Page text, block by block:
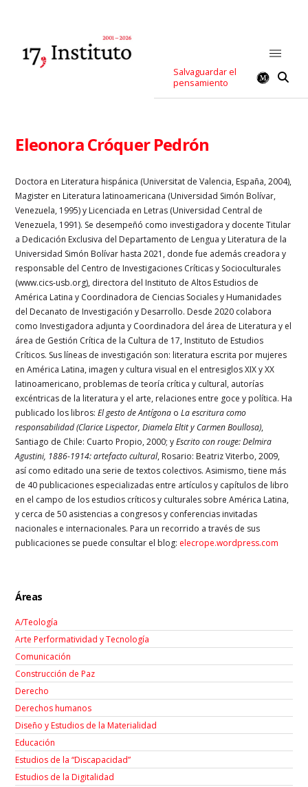
Salvaguardar el
pensamiento
Eleonora Cróquer Pedrón
Doctora en Literatura hispánica (Universitat de Valencia, España, 2004),
Magister en Literatura latinoamericana (Universidad Simón Bolívar,
Venezuela, 1995) y Licenciada en Letras (Universidad Central de
Venezuela, 1991). Se desempeñó como investigadora y docente Titular
a Dedicación Exclusiva del Departamento de Lengua y Literatura de la
Universidad Simón Bolívar hasta 2021, donde fue además creadora y
responsable del Centro de Investigaciones Críticas y Socioculturales
(www.cics-usb.org), directora del Instituto de Altos Estudios de
América Latina y Coordinadora de Ciencias Sociales y Humanidades
del Decanato de Investigación y Desarrollo. Desde 2020 colabora
como Investigadora adjunta y Coordinadora del área de Literatura y el
área de Gestión Crítica de la Cultura de 17, Instituto de Estudios
Críticos. Sus líneas de investigación son: literatura escrita por mujeres
en América Latina, imagen y cultura visual en el entresiglos XIX y XX
latinoamericano, problemas de teoría crítica y cultural, autorías
excéntricas de la literatura y el arte, relaciones entre goce y política. Ha
publicado los libros:El gesto de Antígona oLa escritura como
responsabilidad (Clarice Lispector, Diamela Eltit y Carmen Boullosa),
Santiago de Chile: Cuarto Propio, 2000; yEscrito con rouge: Delmira
Agustini, 1886-1914: artefacto cultural, Rosario: Beatriz Viterbo, 2009,
así como editado una serie de textos colectivos. Asimismo, tiene más
de 40 publicaciones especializadas entre artículos y capítulos de libro
en el campo de los estudios críticos y culturales sobre América Latina,
y cerca de 50 asistencias a congresos y conferencias invitadas
nacionales e internacionales. Para un recorrido a través de sus
publicaciones se puede consultar el blog: elecrope.wordpress.com
Áreas
A/Teología
Arte Performatividad y Tecnología
Comunicación
Construcción de Paz
Derecho
Derechos humanos
Diseño y Estudios de la Materialidad
Educación
Estudios de la “Discapacidad”
Estudios de la Digitalidad